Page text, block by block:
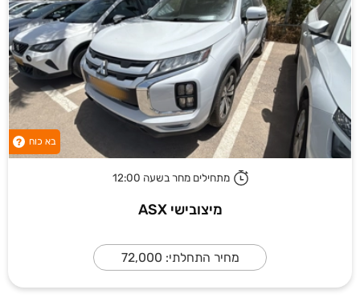
בא כוח ?
מתחילים מחר בשעה 12:00
מיצובישי ASX
מחיר התחלתי: 72,000